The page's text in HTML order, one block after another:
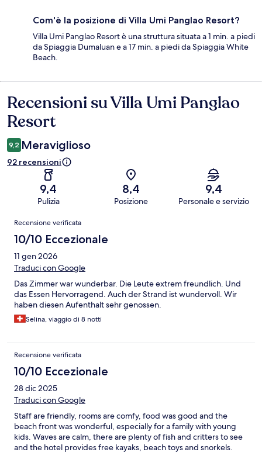
Com'è la posizione di Villa Umi Panglao Resort?
Villa Umi Panglao Resort è una struttura situata a 1 min. a piedi
da Spiaggia Dumaluan e a 17 min. a piedi da Spiaggia White
Beach.
Recensioni
Recensioni su Villa Umi Panglao
Resort
9,2 Meraviglioso
92 recensioni
9,4
Pulizia
8,4
Posizione
9,4
Personale e servizio
Recensioni
Recensione verificata
10/10 Eccezionale
11 gen 2026
Traduci con Google
Das Zimmer war wunderbar. Die Leute extrem freundlich. Und
das Essen Hervorragend. Auch der Strand ist wundervoll. Wir
haben diesen Aufenthalt sehr genossen.
Selina, viaggio di 8 notti
Recensione verificata
10/10 Eccezionale
28 dic 2025
Traduci con Google
Staff are friendly, rooms are comfy, food was good and the
beach front was wonderful, especially for a family with young
kids. Waves are calm, there are plenty of fish and critters to see
and the hotel provides free kayaks, beach toys and snorkels.